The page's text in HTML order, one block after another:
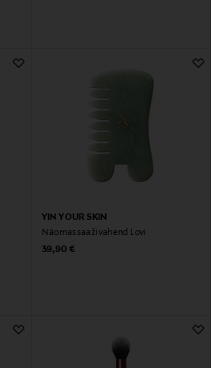
YIN YOUR SKIN
Näomassaaživahend Lovi
Original Price
39,90 €